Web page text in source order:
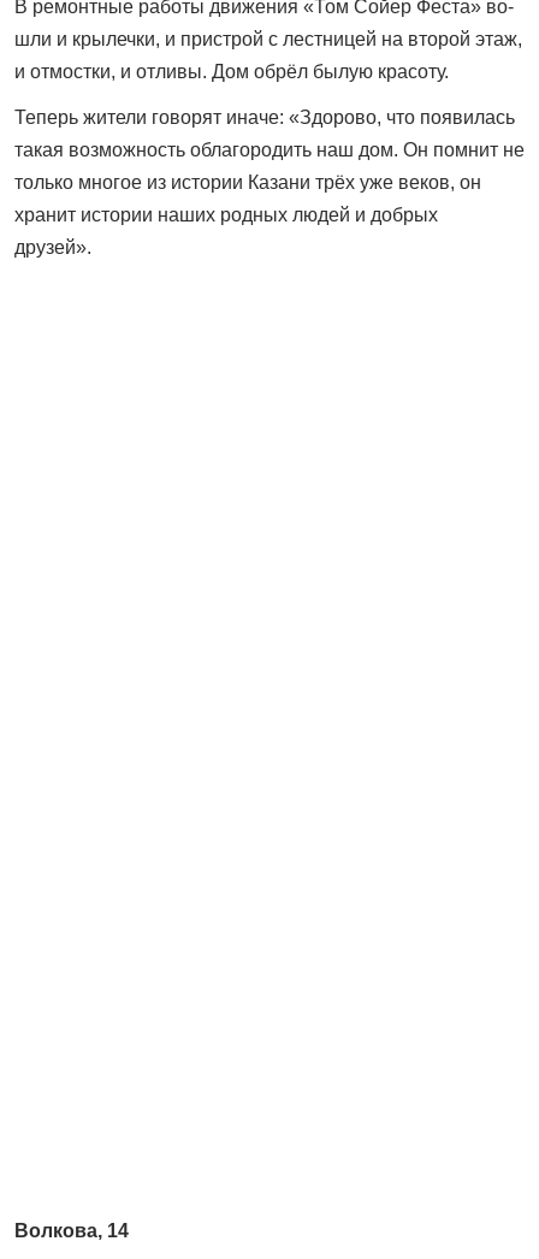
В ремонтные работы движения «Том Сойер Феста» во­
шли и крылечки, и пристрой с лестницей на второй этаж,
и отмостки, и отливы. Дом обрёл былую красоту.
Теперь жители говорят иначе: «Здорово, что появилась
такая возможность облагородить наш дом. Он помнит не
только многое из истории Казани трёх уже веков, он
хранит истории наших родных людей и добрых
друзей».
Волкова, 14